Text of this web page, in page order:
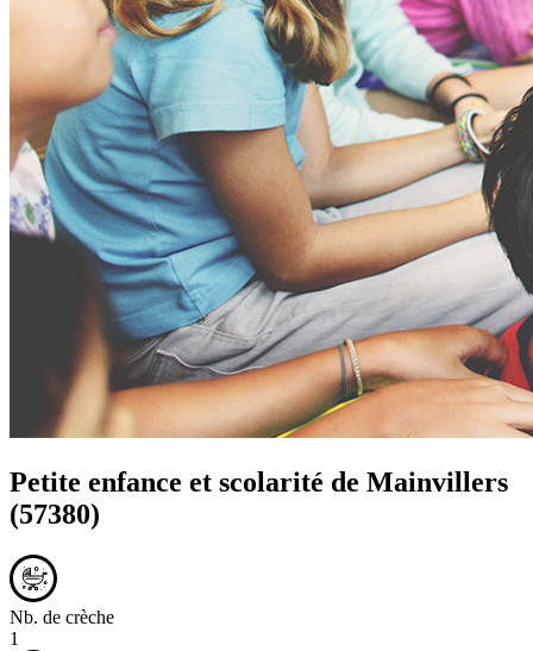
Petite enfance et scolarité de Mainvillers
(57380)
Nb. de crèche
1